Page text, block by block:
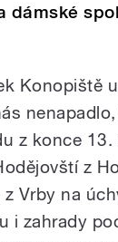
dámské
Konopiště
z konce
z
Vrby na
i zahrady